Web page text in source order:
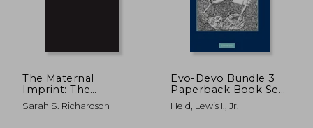
The Maternal
Imprint: The
Contested Science of
Maternal-Fetal
Sarah S. Richardson
Evo-Devo Bundle 3
Paperback Book Set:
Quirks of Human
Anatomy Hardback
Held, Lewis I., Jr.